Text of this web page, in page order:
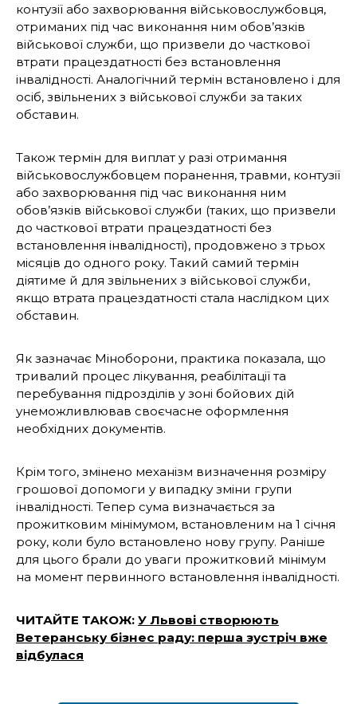
контузії або захворювання військовослужбовця,
отриманих під час виконання ним обов’язків
військової служби, що призвели до часткової
втрати працездатності без встановлення
інвалідності. Аналогічний термін встановлено і для
осіб, звільнених з військової служби за таких
обставин.
Також термін для виплат у разі отримання
військовослужбовцем поранення, травми, контузії
або захворювання під час виконання ним
обов’язків військової служби (таких, що призвели
до часткової втрати працездатності без
встановлення інвалідності), продовжено з трьох
місяців до одного року. Такий самий термін
діятиме й для звільнених з військової служби,
якщо втрата працездатності стала наслідком цих
обставин.
Як зазначає Міноборони, практика показала, що
тривалий процес лікування, реабілітації та
перебування підрозділів у зоні бойових дій
унеможливлював своєчасне оформлення
необхідних документів.
Крім того, змінено механізм визначення розміру
грошової допомоги у випадку зміни групи
інвалідності. Тепер сума визначається за
прожитковим мінімумом, встановленим на 1 січня
року, коли було встановлено нову групу. Раніше
для цього брали до уваги прожитковий мінімум
на момент первинного встановлення інвалідності.
ЧИТАЙТЕ ТАКОЖ: У Львові створюють
Ветеранську бізнес раду: перша зустріч вже
відбулася